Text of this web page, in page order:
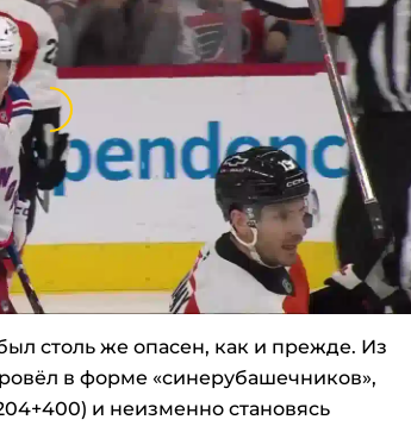
столь же опасен, как и прежде. Из
в форме «синерубашечников»,
и неизменно становясь